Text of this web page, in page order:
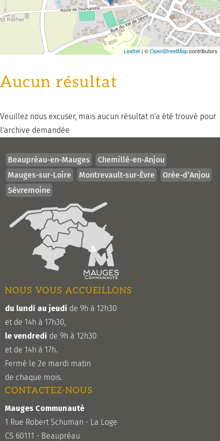
Leaflet | ©OpenStreetMapcontributors
Aucun résultat
Veuillez nous excuser, mais aucun résultat n'a été trouvé pour
l'archive demandée
Beaupréau-en-Mauges
Chemillé-en-Anjou
Mauges-sur-Loire
Montrevault-sur-Èvre
Orée-d’Anjou
Sèvremoine
NOUS VOUS ACCUEILLONS
du lundi au jeudi de 9h à 12h30
et de 14h à 17h30,
le vendredi de 9h à 12h30
et de 14h à 17h.
Fermé le 2e mardi matin
de chaque mois.
CONTACTEZ-NOUS
Mauges Communauté
1 Rue Robert Schuman - La Loge
CS 60111 - Beaupréau